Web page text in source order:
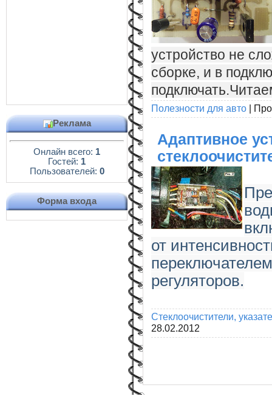
Реклама
Онлайн всего: 1
Гостей: 1
Пользователей: 0
Форма входа
устройство не
сборке, и в
Полезности для авто |
Адаптивное
от
регуляторов.
Стеклоочистители,
28.02.2012